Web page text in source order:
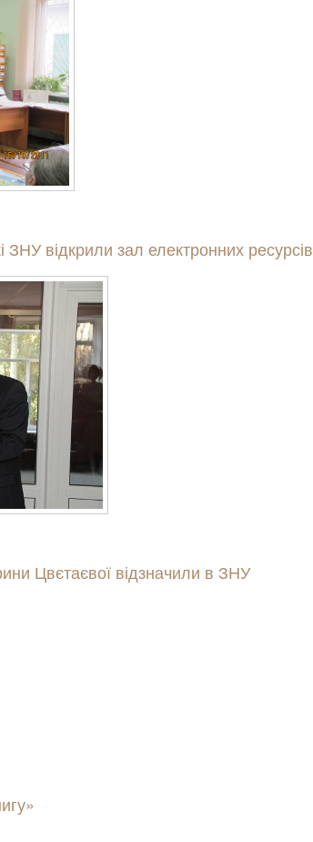
відкрили зал електронних ресурсів
Цвєтаєвої відзначили в ЗНУ